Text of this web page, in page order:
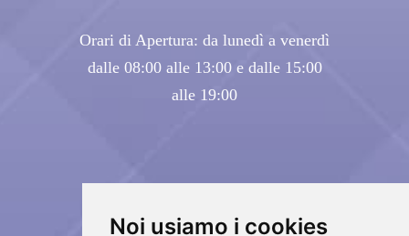
Noi usiamo i cookies
Orari di Apertura: da lunedì a venerdì
dalle 08:00 alle 13:00 e dalle 15:00
alle 19:00